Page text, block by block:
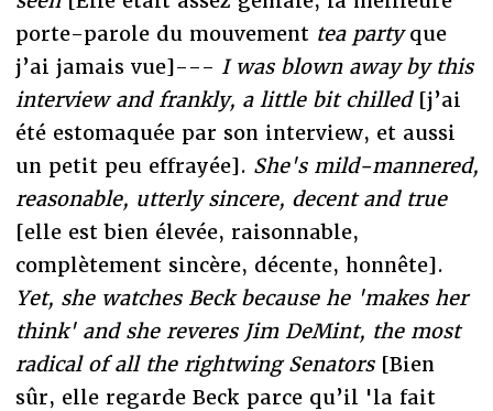
porte-parole du mouvement tea partyque
j’ai jamais vue]--- I was blown away by this
interview and frankly, a little bit chilled[j’ai
été estomaquée par son interview, et aussi
un petit peu effrayée]. She's mild-mannered,
reasonable, utterly sincere, decent and true
[elle est bien élevée, raisonnable,
complètement sincère, décente, honnête].
Yet, she watches Beck because he 'makes her
think' and she reveres Jim DeMint, the most
radical of all the rightwing Senators[Bien
sûr, elle regarde Beck parce qu’il 'la fait